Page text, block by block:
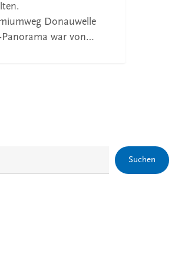
Donauwelle
Panorama war von…
Suchen